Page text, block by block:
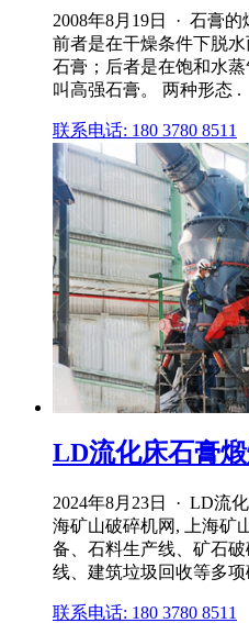
2008年8月19日 · 石膏
前者是在干燥条件下脱
石膏；后者是在饱和水
叫高强石膏。 两种形态 .
联系电话: 180 3780 8511
LD流化床石膏
2024年8月23日 · LD流
海矿山破碎机网, 上海矿
备、石料生产线、矿石
线、建筑垃圾回收等多项
联系电话: 180 3780 8511